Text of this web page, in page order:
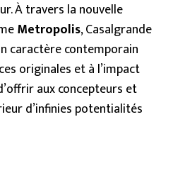
À travers la nouvelle
Metropolis, Casalgrande
caractère contemporain
originales et à l’impact
aux concepteurs et
d’infinies potentialités